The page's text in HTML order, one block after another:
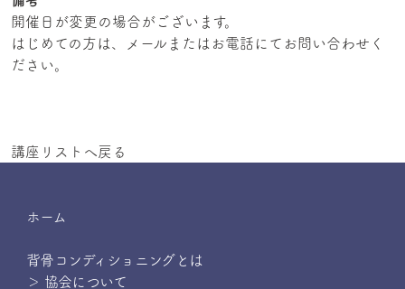
開催日が変更の場合がございます。
はじめての方は、メールまたはお電話にてお問い合わせく
講座リストへ戻る
ホーム
背骨コンディショニングとは
＞ 協会について